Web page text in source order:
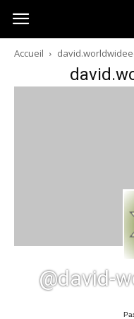
Australia-
australie.com
Accueil
@david-